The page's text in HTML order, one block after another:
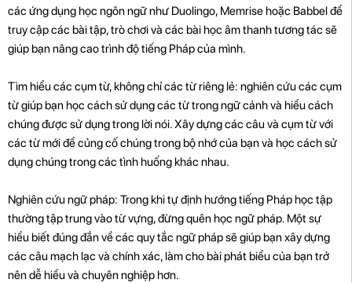
các ứng dụng học ngôn ngữ như Duolingo, Memrise hoặc Babbel để
truy cập các bài tập, trò chơi và các bài học âm thanh tương tác sẽ
giúp bạn nâng cao trình độ tiếng Pháp của mình.
Tìm hiểu các cụm từ, không chỉ các từ riêng lẻ: nghiên cứu các cụm
từ giúp bạn học cách sử dụng các từ trong ngữ cảnh và hiểu cách
chúng được sử dụng trong lời nói. Xây dựng các câu và cụm từ với
các từ mới để củng cố chúng trong bộ nhớ của bạn và học cách sử
dụng chúng trong các tình huống khác nhau.
Nghiên cứu ngữ pháp: Trong khi tự định hướng tiếng Pháp học tập
thường tập trung vào từ vựng, đừng quên học ngữ pháp. Một sự
hiểu biết đúng đắn về các quy tắc ngữ pháp sẽ giúp bạn xây dựng
các câu mạch lạc và chính xác, làm cho bài phát biểu của bạn trở
nên dễ hiểu và chuyên nghiệp hơn.